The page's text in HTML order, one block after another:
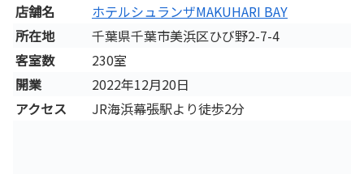
店舗名
ホテルシュランザMAKUHARI BAY
所在地
千葉県千葉市美浜区ひび野2-7-4
客室数
230室
開業
2022年12月20日
アクセス
JR海浜幕張駅より徒歩2分